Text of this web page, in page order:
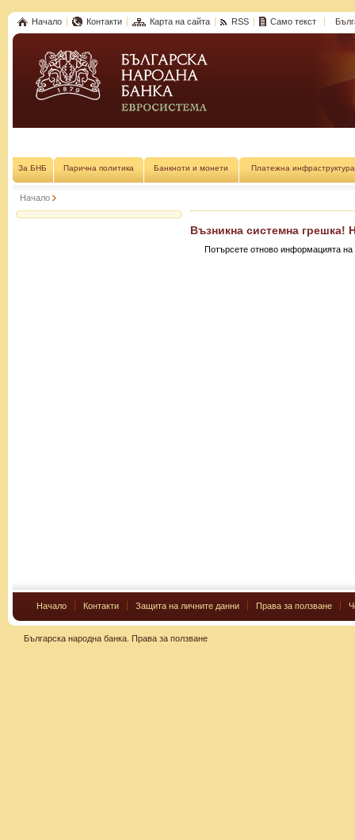
Начало Контакти Карта на сайта RSS Само текст
За БНБ Парична политика Банкноти и монети Платежна инфраструктура
Начало
Възникна системна грешка!
Потърсете отново информацията на
Начало Контакти Защита на личните данни Права за ползване
Българска народна банка. Права за ползване